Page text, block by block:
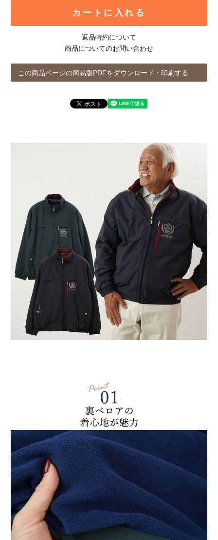
カートに入れる
返品特約について
商品についてのお問い合わせ
この商品ページの簡易版PDFをダウンロード・印刷する